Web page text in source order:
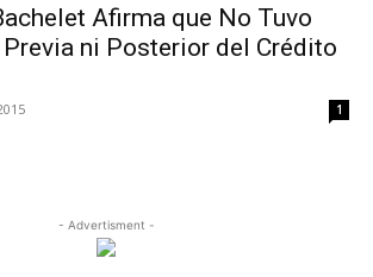
Afirma que No Tuvo
ni Posterior del Crédito
1
- Advertisment -